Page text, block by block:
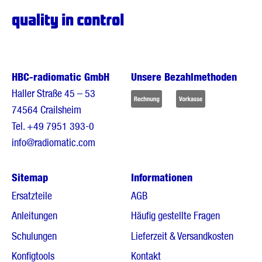
HBC-radiomatic GmbH
Haller Straße 45 – 53
74564 Crailsheim
Tel.+49 7951 393-0
info@radiomatic.com
Unsere Bezahlmethoden
Sitemap
Ersatzteile
Anleitungen
Schulungen
Konfigtools
Informationen
AGB
Häufig gestellte Fragen
Lieferzeit & Versandkosten
Kontakt